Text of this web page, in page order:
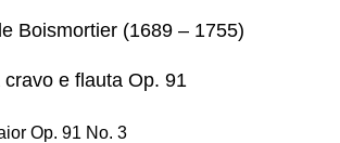
Boismortier (1689 – 1755)
e flauta Op. 91
Op. 91 No. 3